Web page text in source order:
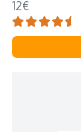
Bdsm Sex Toy
12€